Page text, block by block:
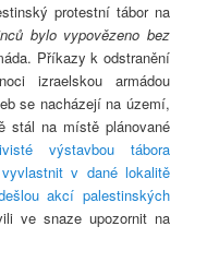
protestní tábor na
bylo vypovězeno bez
Příkazy k odstranění
izraelskou armádou
se nacházejí na území,
stál na místě plánované
výstavbou tábora
v dané lokalitě
akcí palestinských
ve snaze upozornit na